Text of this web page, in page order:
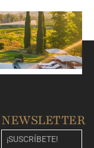
NEWSLETTER